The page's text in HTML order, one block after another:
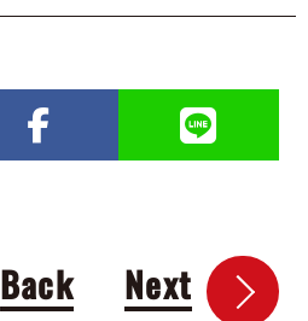
Back Next